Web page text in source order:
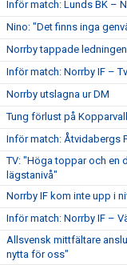
Inför match: Lunds BK –
Nino: "Det finns inga
Norrby tappade
Inför match: Norrby IF –
Norrby utslagna ur DM
Tung förlust på
Inför match: Åtvidabergs
TV: "Höga toppar och en
lägstanivå"
Norrby IF kom inte upp i
Inför match: Norrby IF –
Allsvensk mittfältare
nytta för oss"